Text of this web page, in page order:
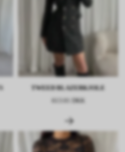
TWEED BLAZERKJOLE
613.01 DKK